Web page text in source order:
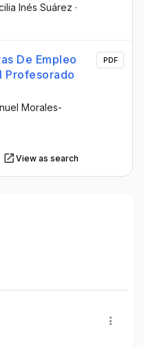
Inés Suárez ·
De Empleo
Profesorado
Morales-
PDF
View as search